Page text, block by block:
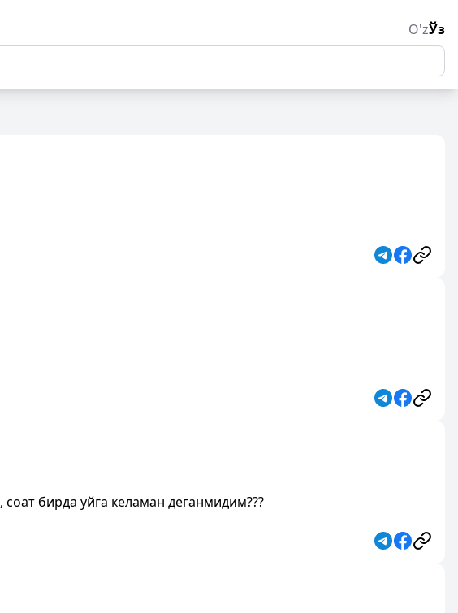
O'zЎз
бирда уйга келаман деганмидим???